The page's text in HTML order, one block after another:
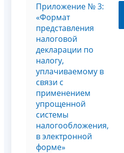
Приложение № 3:
«Формат
представления
налоговой
декларации по
налогу,
уплачиваемому в
связи с
применением
упрощенной
системы
налогообложения,
в электронной
форме»